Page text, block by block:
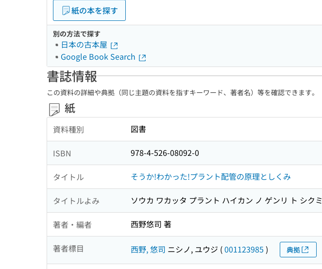
紙の本を探す
別の方法で探す
日本の古本屋
Google Book Search
書誌情報
この資料の詳細や典拠（同じ主題の資料を指すキーワード、著者名）等を確認できます。
紙
資料種別 図書
ISBN 978-4-526-08092-0
タイトル そうか!わかった!プラント配管の原理としくみ
タイトルよみ ソウカ ワカッタ プラント ハイカン ノ ゲンリ ト シクミ
著者・編者 西野悠司 著
著者標目 西野, 悠司 ニシノ, ユウジ (001123985 ) 典拠